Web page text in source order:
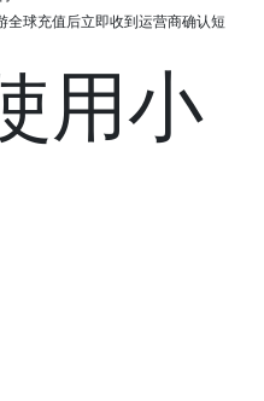
全球充值后立即收到运营商确认短
用小